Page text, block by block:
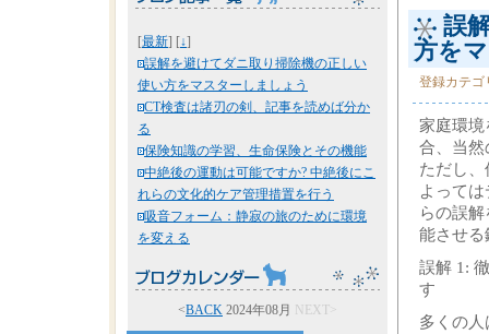
[最新] [↓]
誤解を避けてダニ取り掃除機の正しい
使い方をマスターしましょう
CT検査は諸刃の剣、記事を読めば分か
る
保険知識の学習、生命保険とその機能
中絶後の運動は可能ですか? 中絶後にこ
れらの文化的ケア管理措置を行う
吸音フォーム：静寂の旅のために環境
を変える
<BACK 2024年08月 NEXT>
誤
方を
登録カテゴ
家庭環境
合、当然
ただし
よって
らの誤
能させる
誤解 1:
す
多くの